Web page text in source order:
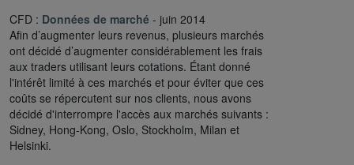
CFD : Données de marché - juin 2014
Afin d’augmenter leurs revenus, plusieurs marchés
ont décidé d’augmenter considérablement les frais
aux traders utilisant leurs cotations. Étant donné
l'intérêt limité à ces marchés et pour éviter que ces
coûts se répercutent sur nos clients, nous avons
décidé d'interrompre l'accès aux marchés suivants :
Sidney, Hong-Kong, Oslo, Stockholm, Milan et
Helsinki.